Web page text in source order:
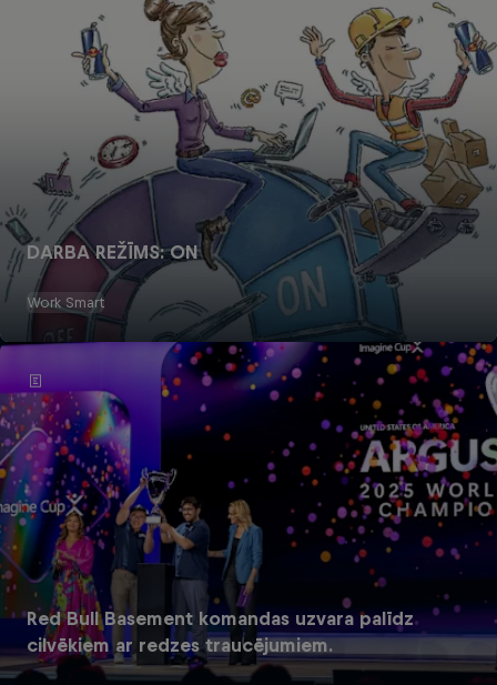
DARBA REŽĪMS: ON
Work Smart
Red Bull Basement komandas uzvara palīdz
cilvēkiem ar redzes traucējumiem.